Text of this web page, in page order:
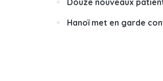
Douze nouveaux
Hanoï met en garde